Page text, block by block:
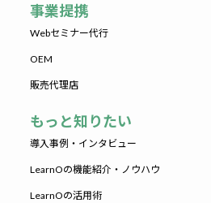
事業提携
Webセミナー代行
OEM
販売代理店
もっと知りたい
導入事例・インタビュー
LearnOの機能紹介・ノウハウ
LearnOの活用術